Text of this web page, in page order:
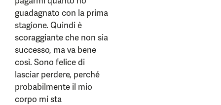
guadagnato con la prima
stagione. Quindi è
scoraggiante che non sia
successo, ma va bene
così. Sono felice di
lasciar perdere, perché
probabilmente il mio
corpo mi sta